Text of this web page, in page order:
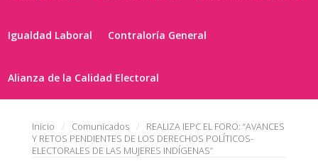
Igualdad Laboral Contraloría General
Alianza de la Calidad Electoral
Inicio Comunicados
REALIZA IEPC EL FORO: “AVANCES
Y RETOS PENDIENTES DE LOS DERECHOS POLÍTICOS-
ELECTORALES DE LAS MUJERES INDÍGENAS”